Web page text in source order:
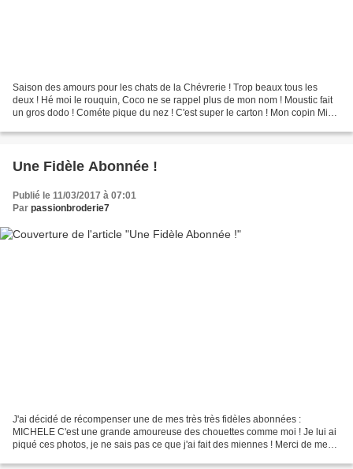
Saison des amours pour les chats de la Chévrerie ! Trop beaux tous les
deux ! Hé moi le rouquin, Coco ne se rappel plus de mon nom ! Moustic fait
un gros dodo ! Cométe pique du nez ! C'est super le carton ! Mon copin Mimi
Une Fidèle Abonnée !
Publié le 11/03/2017 à 07:01
Par passionbroderie7
J'ai décidé de récompenser une de mes très très fidèles abonnées :
MICHELE C'est une grande amoureuse des chouettes comme moi ! Je lui ai
piqué ces photos, je ne sais pas ce que j'ai fait des miennes ! Merci de me